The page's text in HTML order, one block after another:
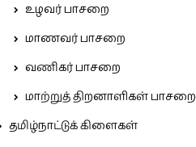
உழவர் பாசறை
மாணவர் பாசறை
வணிகர் பாசறை
மாற்றுத் திறனாளிகள் பாசறை
தமிழ்நாட்டுக் கிளைகள்